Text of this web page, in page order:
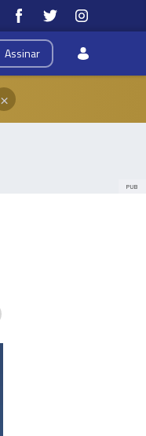
Assinar
×
PUB